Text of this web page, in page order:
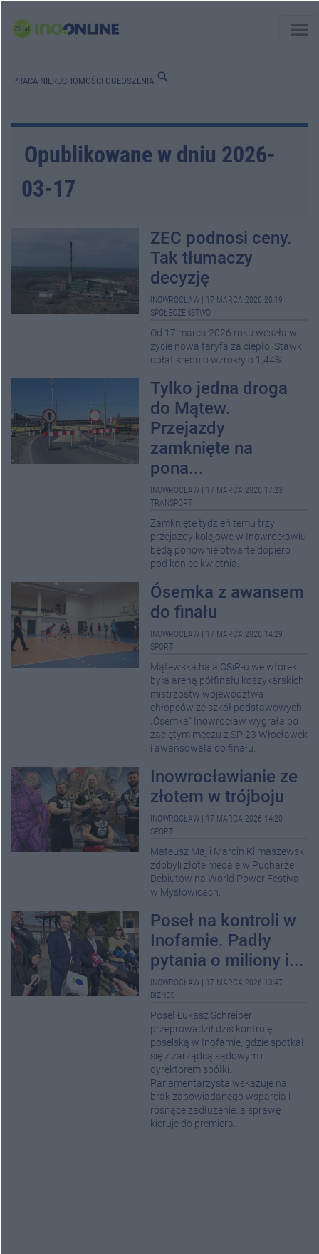
menu
PRACA NIERUCHOMOŚCI OGŁOSZENIA search
Opublikowane w dniu 2026-
03-17
ZEC podnosi ceny.
Tak tłumaczy
decyzję
INOWROCŁAW 17 MARCA 2026 20:19
SPOŁECZEŃSTWO
Od 17 marca 2026 roku weszła w
życie nowa taryfa za ciepło. Stawki
opłat średnio wzrosły o 1,44%.
Tylko jedna droga
do Mątew.
Przejazdy
zamknięte na
pona...
INOWROCŁAW 17 MARCA 2026 17:23
TRANSPORT
Zamknięte tydzień temu trzy
przejazdy kolejowe w Inowrocławiu
będą ponownie otwarte dopiero
pod koniec kwietnia.
Ósemka z awansem
do finału
INOWROCŁAW 17 MARCA 2026 14:29
SPORT
Mątewska hala OSiR-u we wtorek
była areną półfinału koszykarskich
mistrzostw województwa
chłopców ze szkół podstawowych.
„Ósemka” Inowrocław wygrała po
zaciętym meczu z SP 23 Włocławek
i awansowała do finału.
Inowrocławianie ze
złotem w trójboju
INOWROCŁAW 17 MARCA 2026 14:20
SPORT
Mateusz Maj i Marcin Klimaszewski
zdobyli złote medale w Pucharze
Debiutów na World Power Festival
w Mysłowicach.
Poseł na kontroli w
Inofamie. Padły
pytania o miliony i...
INOWROCŁAW 17 MARCA 2026 13:47
BIZNES
Poseł Łukasz Schreiber
przeprowadził dziś kontrolę
poselską w Inofamie, gdzie spotkał
się z zarządcą sądowym i
dyrektorem spółki.
Parlamentarzysta wskazuje na
brak zapowiadanego wsparcia i
rosnące zadłużenie, a sprawę
kieruje do premiera.